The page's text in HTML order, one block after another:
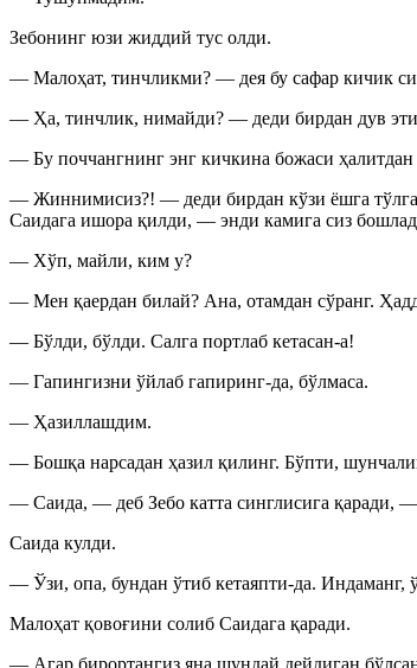
Зебонинг юзи жиддий тус олди.
— Малоҳат, тинчликми? — дея бу сафар кичик
— Ҳа, тинчлик, нимайди? — деди бирдан дув
— Бу поччангнинг энг кичкина божаси ҳалитдан
— Жиннимисиз?! — деди бирдан кўзи ёшга
Саидага ишора қилди, — энди камига сиз
— Хўп, майли, ким у?
— Мен қаердан билай? Ана, отамдан сўранг.
— Бўлди, бўлди. Салга портлаб кетасан-а!
— Гапингизни ўйлаб гапиринг-да, бўлмаса.
— Ҳазиллашдим.
— Бошқа нарсадан ҳазил қилинг. Бўпти,
— Саида, — деб Зебо катта синглисига қаради,
Саида кулди.
— Ўзи, опа, бундан ўтиб кетаяпти-да. Индаманг,
Малоҳат қовоғини солиб Саидага қаради.
— Агар бирортангиз яна шундай дейдиган